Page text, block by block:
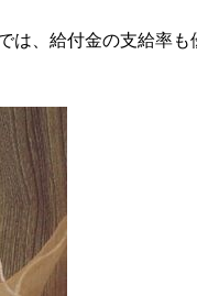
、給付金の支給率も